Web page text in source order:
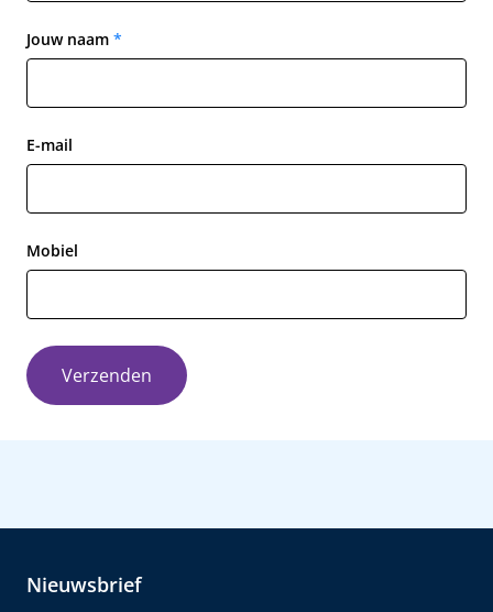
Jouw naam *
E-mail
Mobiel
Verzenden
Nieuwsbrief